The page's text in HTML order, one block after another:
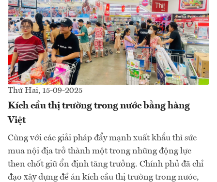
Thứ Hai, 15-09-2025
Kích cầu thị trường trong nước bằng hàng
Việt
Cùng với các giải pháp đẩy mạnh xuất khẩu thì sức
mua nội địa trở thành một trong những động lực
then chốt giữ ổn định tăng trưởng. Chính phủ đã chỉ
đạo xây dựng đề án kích cầu thị trường trong nước,